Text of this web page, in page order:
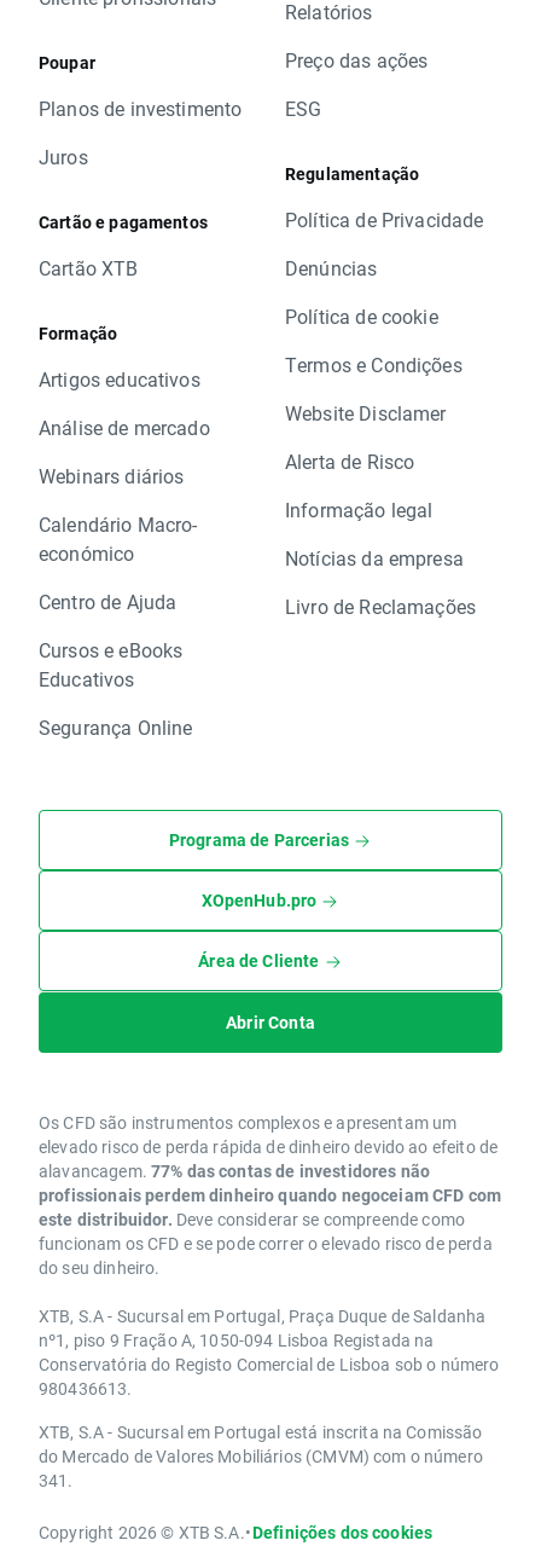
Poupar
Planos de investimento
Juros
Cartão e pagamentos
Cartão XTB
Formação
Artigos educativos
Análise de mercado
Webinars diários
Calendário Macro-
económico
Centro de Ajuda
Cursos e eBooks
Educativos
Segurança Online
Relatórios
Preço das ações
ESG
Regulamentação
Política de Privacidade
Denúncias
Política de cookie
Termos e Condições
Website Disclamer
Alerta de Risco
Informação legal
Notícias da empresa
Livro de Reclamações
Programa de Parcerias
XOpenHub.pro
Área de Cliente
Abrir Conta
Os CFD são instrumentos complexos e apresentam um
elevado risco de perda rápida de dinheiro devido ao efeito de
alavancagem. 77% das contas de investidores não
profissionais perdem dinheiro quando negoceiam CFD com
este distribuidor. Deve considerar se compreende como
funcionam os CFD e se pode correr o elevado risco de perda
do seu dinheiro.
XTB, S.A - Sucursal em Portugal, Praça Duque de Saldanha
nº1, piso 9 Fração A, 1050-094 Lisboa Registada na
Conservatória do Registo Comercial de Lisboa sob o número
980436613.
XTB, S.A - Sucursal em Portugal está inscrita na Comissão
do Mercado de Valores Mobiliários (CMVM) com o número
341.
Copyright 2026 © XTB S.A.•Definições dos cookies